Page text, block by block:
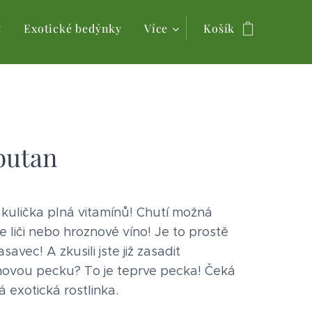
Exotické bedýnky Více Košík
plná vitamínů! Chutí možná
liči nebo hroznové víno! Je to prostě
A zkusili jste již zasadit
pecku? To je teprve pecka! Čeká
exotická rostlinka.